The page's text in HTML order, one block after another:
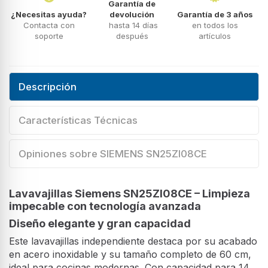
¿Necesitas ayuda?
Contacta con
soporte
Garantía de
devolución
hasta 14 días
después
Garantía de 3 años
en todos los
artículos
Descripción
Características Técnicas
Opiniones sobre SIEMENS SN25ZI08CE
Lavavajillas Siemens SN25ZI08CE – Limpieza
impecable con tecnología avanzada
Diseño elegante y gran capacidad
Este lavavajillas independiente destaca por su acabado
en acero inoxidable y su tamaño completo de 60 cm,